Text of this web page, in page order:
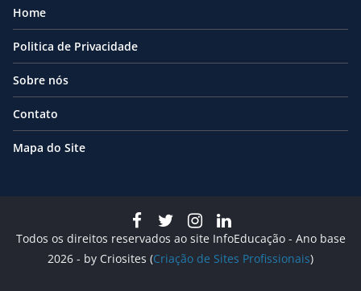
Home
Politica de Privacidade
Sobre nós
Contato
Mapa do Site
Todos os direitos reservados ao site InfoEducação - Ano base
2026 - by Criosites (Criação de Sites Profissionais)